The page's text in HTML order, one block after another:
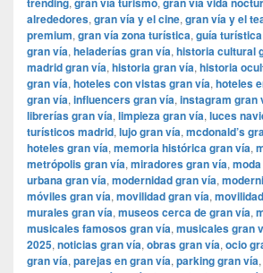
alrededores, gran vía y el cine, gran vía y el
premium, gran vía zona turística, guía
gran vía, heladerías gran vía, historia cultural
madrid gran vía, historia gran vía, historia
gran vía, hoteles con vistas gran vía, hoteles
gran vía, influencers gran vía, instagram gran
librerías gran vía, limpieza gran vía, luces
turísticos madrid, lujo gran vía, mcdonald’s
hoteles gran vía, memoria histórica gran vía,
metrópolis gran vía, miradores gran vía,
urbana gran vía, modernidad gran vía,
móviles gran vía, movilidad gran vía,
murales gran vía, museos cerca de gran vía,
musicales famosos gran vía, musicales gran
2025, noticias gran vía, obras gran vía, ocio
gran vía, parejas en gran vía, parking gran vía,